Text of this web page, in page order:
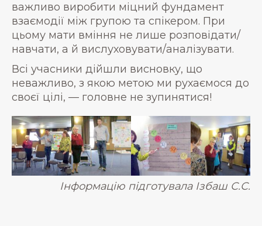
важливо виробити міцний фундамент
взаємодії між групою та спікером. При
цьому мати вміння не лише розповідати/
навчати, а й вислуховувати/аналізувати.
Всі учасники дійшли висновку, що
неважливо, з якою метою ми рухаємося до
своєї цілі, — головне не зупинятися!
Інформацію підготувала Ізбаш С.С.